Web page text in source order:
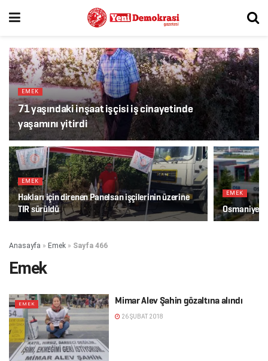
EMEK
71 yaşındaki inşaat işçisi iş cinayetinde
yaşamını yitirdi
EMEK
Hakları için direnen Panelsan işçilerinin üzerine
TIR sürüldü
EMEK
Anasayfa » Emek » Sayfa 466
Emek
EMEK Mimar Alev Şahin gözaltına alındı
26 ŞUBAT 2018